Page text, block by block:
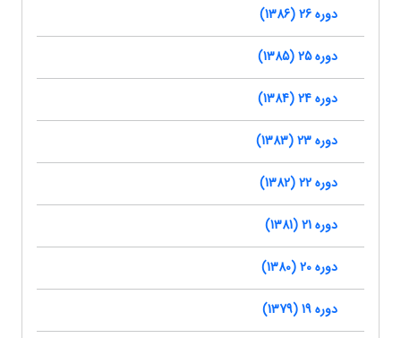
دوره 26 (1386)
دوره 25 (1385)
دوره 24 (1384)
دوره 23 (1383)
دوره 22 (1382)
دوره 21 (1381)
دوره 20 (1380)
دوره 19 (1379)